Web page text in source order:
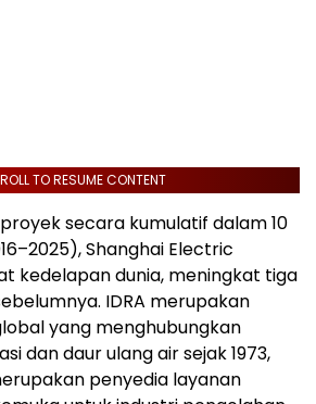
TO RESUME CONTENT
secara kumulatif dalam 10
Shanghai Electric
kedelapan dunia, meningkat tiga
IDRA merupakan
yang menghubungkan
dan daur ulang air sejak 1973,
penyedia layanan